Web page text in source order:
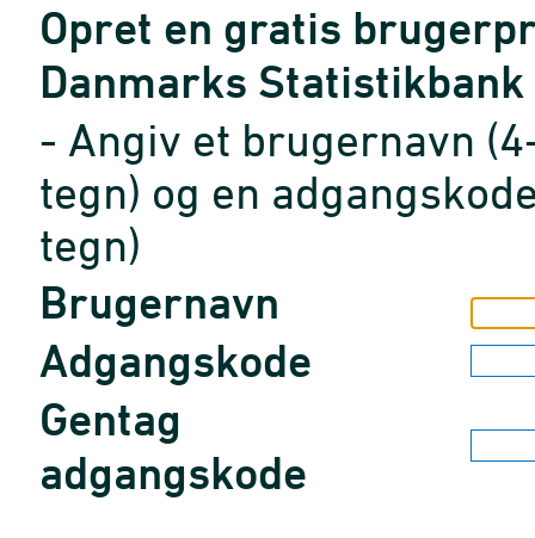
Opret en gratis
Danmarks Statistikbank
- Angiv et brugernavn
tegn) og en
tegn)
Brugernavn
Adgangskode
Gentag
adgangskode